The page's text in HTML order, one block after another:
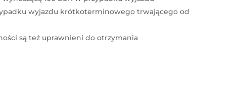
wyjazdu krótkoterminowego trwającego od
są też uprawnieni do otrzymania